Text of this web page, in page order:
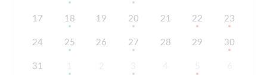
17 18 19 20 21 22 23
24 25 26 27 28 29 30
31